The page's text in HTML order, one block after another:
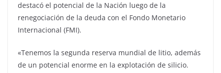
destacó el potencial de la Nación luego de la
renegociación de la deuda con el Fondo Monetario
Internacional (FMI).
«Tenemos la segunda reserva mundial de litio, además
de un potencial enorme en la explotación de silicio.